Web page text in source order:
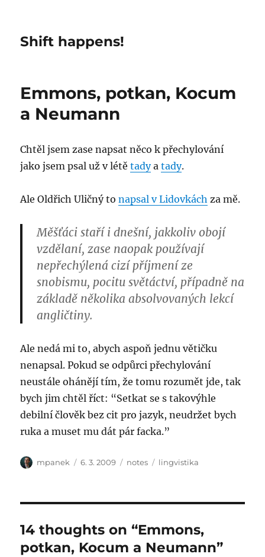
Shift happens!
Emmons, potkan, Kocum
a Neumann
Chtěl jsem zase napsat něco k přechylování
jako jsem psal už v létětadyatady.
Ale Oldřich Uličný tonapsal v Lidovkách za mě.
Měšťáci staří i dnešní, jakkoliv obojí
vzdělaní, zase naopak používají
nepřechýlená cizí příjmení ze
snobismu, pocitu světáctví, případně na
základě několika absolvovaných lekcí
angličtiny.
Ale nedá mi to, abych aspoň jednu větičku
nenapsal. Pokud se odpůrci přechylování
neustále ohánějí tím, že tomu rozumět jde, tak
bych jim chtěl říct: “Setkat se s takovýhle
debilní člověk bez cit pro jazyk, neudržet bych
ruka a muset mu dát pár facka.”
Author
mpanek
Posted
6. 3. 2009 Categories
notes Tags
lingvistika
14 thoughts on “Emmons,
potkan, Kocum a Neumann”